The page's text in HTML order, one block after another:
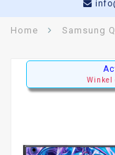
Home Samsung
Winkel